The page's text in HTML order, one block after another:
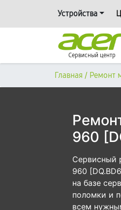
Устройства
Сервисный центр
Главная / Ремонт
960
Сервисный
960
на базе
поломки и
всем